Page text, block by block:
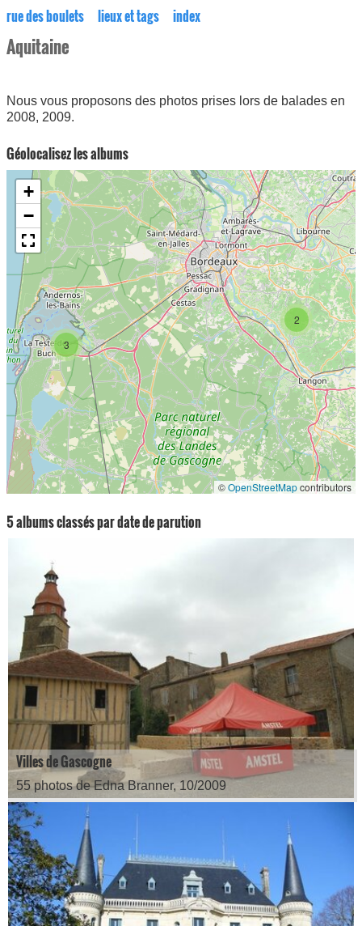
rue des boulets lieux et tags index
Aquitaine
Nous vous proposons des photos prises lors de balades en
2008, 2009.
Géolocalisez les albums
2
3
+
−
©OpenStreetMapcontributors
5 albums classés par date de parution
Villes de Gascogne
55 photos de Edna Branner, 10/2009